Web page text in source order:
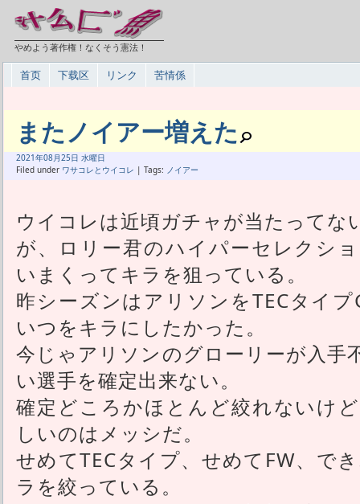
やめよう著作権！なくそう憲法！
首页 下载区 リンク 苦情係
またノイアー増えた
2021年08月25日 水曜日
Filed under ワサコレとウイコレ | Tags: ノイアー
ウイコレは近頃ガチャが当たってな
が、ロリー君のハイパーセレクシ
いまくってキラを狙っている。
昨シーズンはアリソンをTECタイ
いつをキラにしたかった。
今じゃアリソンのグローリーが入手
い選手を確定出来ない。
確定どころかほとんど絞れないけ
しいのはメッシだ。
せめてTECタイプ、せめてFW、で
ラを絞っている。